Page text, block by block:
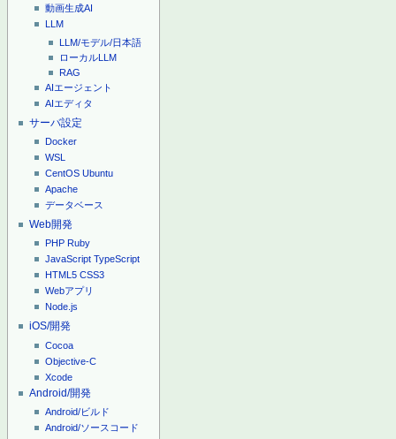
動画生成AI
LLM
LLM/モデル/日本語
ローカルLLM
RAG
AIエージェント
AIエディタ
サーバ設定
Docker
WSL
CentOS Ubuntu
Apache
データベース
Web開発
PHP Ruby
JavaScript TypeScript
HTML5 CSS3
Webアプリ
Node.js
iOS/開発
Cocoa
Objective-C
Xcode
Android/開発
Android/ビルド
Android/ソースコード